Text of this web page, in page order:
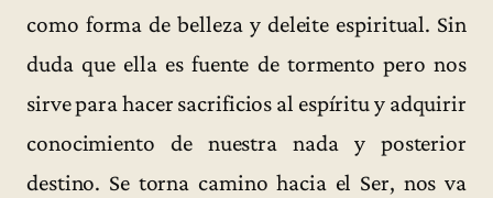
como forma de belleza y deleite espiritual. Sin
duda que ella es fuente de tormento pero nos
sirve para hacer sacrificios al espíritu y adquirir
conocimiento de nuestra nada y posterior
destino. Se torna camino hacia el Ser, nos va